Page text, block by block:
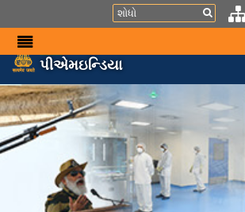
Search
પીએમઇન્ડિયા